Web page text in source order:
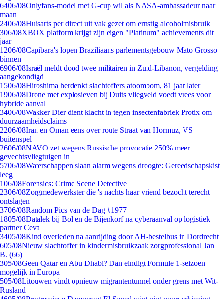
6406/08Onlyfans-model met G-cup wil als NASA-ambassadeur naar
maan
2406/08Huisarts per direct uit vak gezet om ernstig alcoholmisbruik
306/08XBOX platform krijgt zijn eigen "Platinum" achievements dit
jaar
1206/08Capibara's lopen Braziliaans parlementsgebouw Mato Grosso
binnen
6906/08Israël meldt dood twee militairen in Zuid-Libanon, vergelding
aangekondigd
1506/08Hiroshima herdenkt slachtoffers atoombom, 81 jaar later
1906/08Drone met explosieven bij Duits vliegveld voedt vrees voor
hybride aanval
3406/08Wakker Dier dient klacht in tegen insectenfabriek Protix om
duurzaamheidsclaims
2206/08Iran en Oman eens over route Straat van Hormuz, VS
buitenspel
2606/08NAVO zet wegens Russische provocatie 250% meer
gevechtsvliegtuigen in
5706/08Waterschappen slaan alarm wegens droogte: Gereedschapskist
leeg
106/08Forensics: Crime Scene Detective
2306/08Zorgmedewerkster die 's nachts haar vriend bezocht terecht
ontslagen
3706/08Random Pics van de Dag #1977
1805/08Datalek bij Bol en de Bijenkorf na cyberaanval op logistiek
partner Ceva
3405/08Kind overleden na aanrijding door AH-bestelbus in Dordrecht
605/08Nieuw slachtoffer in kindermisbruikzaak zorgprofessional Jan
B. (66)
305/08Geen Qatar en Abu Dhabi? Dan eindigt Formule 1-seizoen
mogelijk in Europa
505/08Litouwen vindt opnieuw migrantentunnel onder grens met Wit-
Rusland